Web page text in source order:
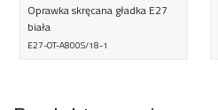
Oprawka skręcana gładka E27
biała
E27-OT-A800S/18-1